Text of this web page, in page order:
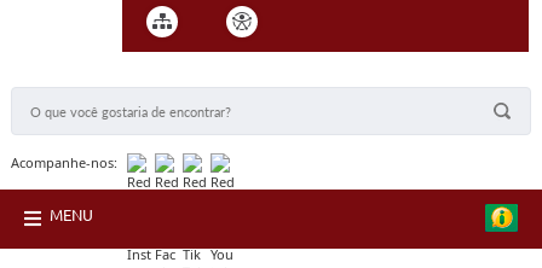
Acompanhe-nos:
MENU